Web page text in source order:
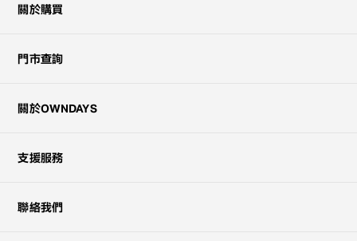
關於購買
門市查詢
關於OWNDAYS
支援服務
聯絡我們